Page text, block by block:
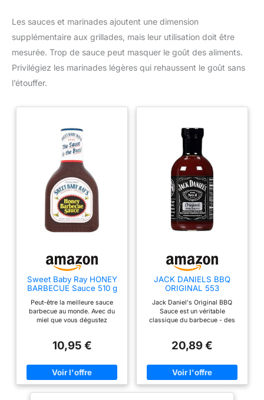
Les sauces et marinades ajoutent une dimension
supplémentaire aux grillades, mais leur utilisation doit être
mesurée. Trop de sauce peut masquer le goût des aliments.
Privilégiez les marinades légères qui rehaussent le goût sans
l’étouffer.
Sweet Baby Ray HONEY
BARBECUE Sauce 510 g
Peut-être la meilleure sauce
barbecue au monde. Avec du
miel que vous dégustez
10,95 €
JACK DANIELS BBQ
ORIGINAL 553
Jack Daniel's Original BBQ
Sauce est un véritable
classique du barbecue - des
vinaigre de cidre de pomme et
Jack Daniel's Sucre Brun,
Ketchup (concentage De
Tomate, Vinaigre Distillé, Sucre,
20,89 €